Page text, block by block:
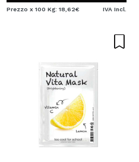
Prezzo x 100 Kg: 18,62€ IVA Incl.